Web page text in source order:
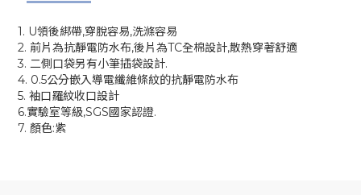
1. U領後綁帶,穿脫容易,洗滌容易
2. 前片為抗靜電防水布,後片為TC全棉設計,散熱穿著舒適
3. 二側口袋另有小筆插袋設計.
4. 0.5公分嵌入導電纖維條紋的抗靜電防水布
5. 袖口羅紋收口設計
6.實驗室等級,SGS國家認證.
7. 顏色:紫